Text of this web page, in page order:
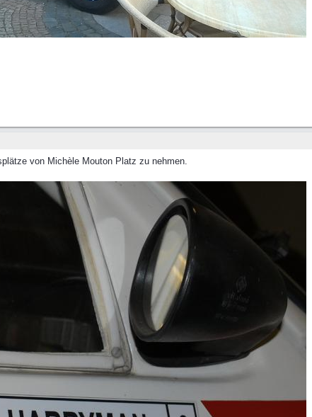
von Michèle Mouton Platz zu nehmen.